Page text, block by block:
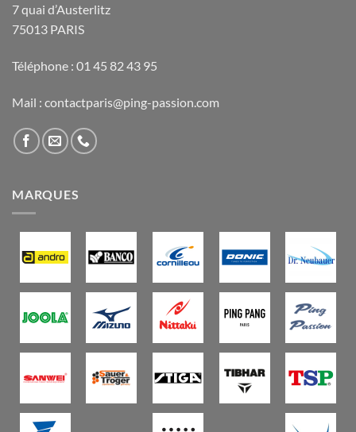
7 quai d’Austerlitz
75013 PARIS
Téléphone : 01 45 82 43 95
Mail : contactparis@ping-passion.com
MARQUES